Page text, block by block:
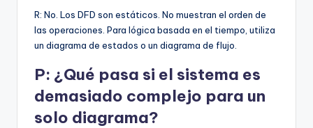
R: No. Los DFD son estáticos. No muestran el orden de
las operaciones. Para lógica basada en el tiempo, utiliza
un diagrama de estados o un diagrama de flujo.
P: ¿Qué pasa si el sistema es
demasiado complejo para un
solo diagrama?